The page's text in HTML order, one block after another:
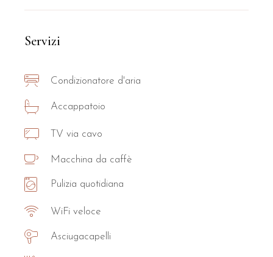
Servizi
Condizionatore d'aria
Accappatoio
TV via cavo
Macchina da caffè
Pulizia quotidiana
WiFi veloce
Asciugacapelli